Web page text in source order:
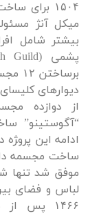
۱۵۰۴
میکل آنژ
بیشتر شامل
دیوارهای
از دوازده
“آگوستینو”
ساخت مجسمه
موفق شد تنها
لباس و فضای
۱۴۶۶ پس